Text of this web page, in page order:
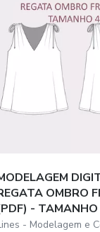
OMBRO
-
- Modelagem e